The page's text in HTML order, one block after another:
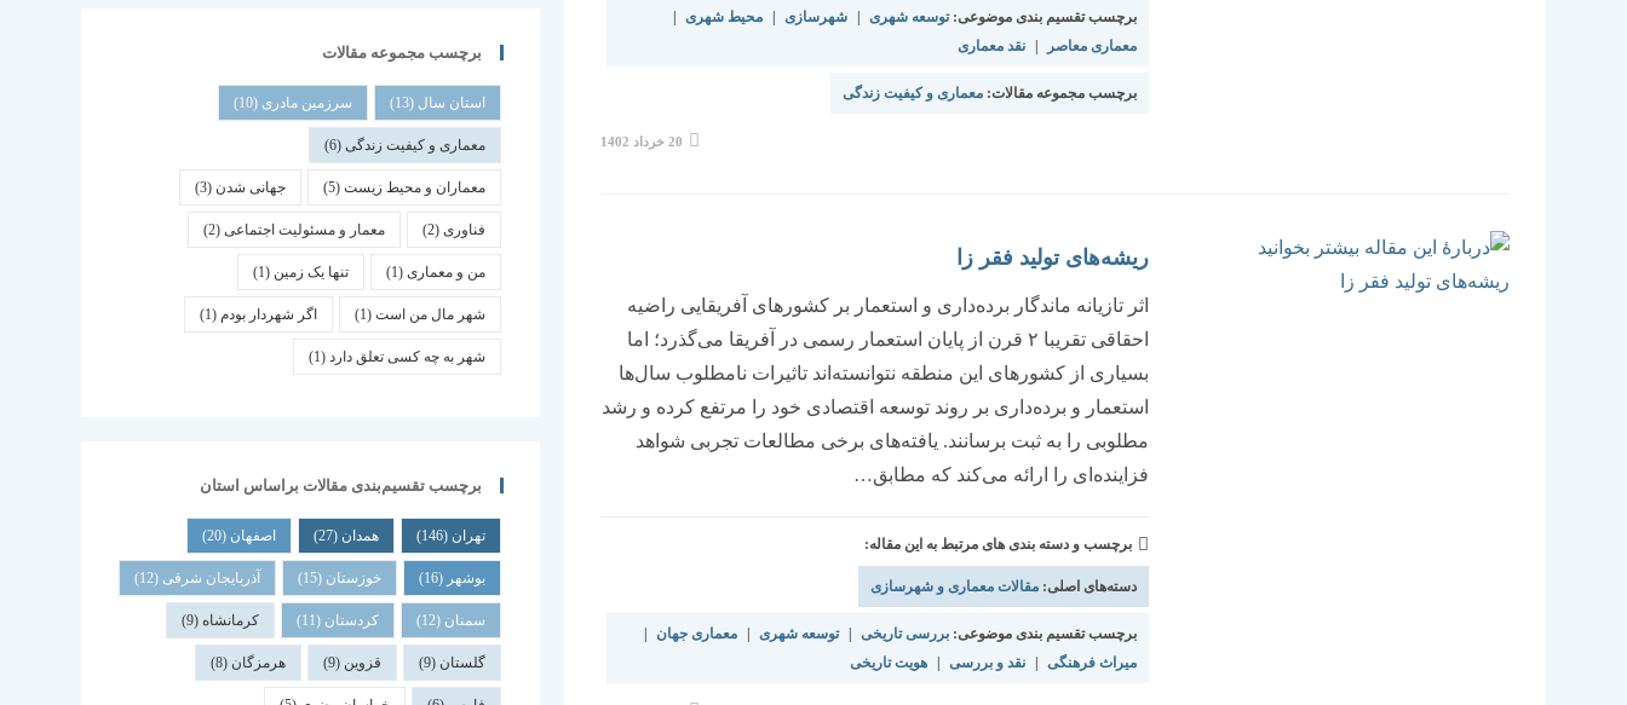
برچسب تقسیم بندی موضوعی:توسعه شهری شهرسازی محیط شهری
معماری معاصر
نقد معماری
برچسب مجموعه مقالات: معماری و کیفیت زندگی
نوشته
20 خرداد 1402
ریشه‌های تولید فقر زا
اثر تازیانه ماندگار برده‌داری و استعمار بر کشورهای آفریقایی راضیه
احقاقی تقریبا ۲ قرن از پایان استعمار رسمی در آفریقا می‌گذرد؛ اما
بسیاری از کشورهای این منطقه نتوانسته‌اند تاثیرات نامطلوب سال‌ها
استعمار و برده‌داری بر روند توسعه اقتصادی خود را مرتفع کرده و رشد
مطلوبی را به ثبت برسانند. یافته‌های برخی مطالعات تجربی شواهد
فزاینده‌ای را ارائه‌ می‌کند که مطابق…
برچسب و دسته بندی های مرتبط به این مقاله:
دسته‌های اصلی: مقالات معماری و شهرسازی
برچسب تقسیم بندی موضوعی: بررسی تاریخی توسعه شهری معماری جهان
میراث فرهنگی
نقد و بررسی هویت تاریخی
برچسب مجموعه مقالات
استان سال (13) سرزمین مادری (10)
معماری و کیفیت زندگی(6)
معماران و محیط زیست(5) جهانی شدن (3)
فناوری(2) معمار و مسئولیت اجتماعی(2)
من و معماری(1) تنها یک زمین (1)
شهر مال من است(1) اگر شهردار بودم (1)
شهر به چه کسی تعلق دارد(1)
برچسب تقسیم‌بندی مقالات براساس استان
تهران (146) همدان (27) اصفهان (20)
بوشهر (16) خوزستان (15) آذربایجان شرقی (12)
سمنان (12) کردستان (11) کرمانشاه(9)
گلستان (9) قزوین (9) هرمزگان (8)